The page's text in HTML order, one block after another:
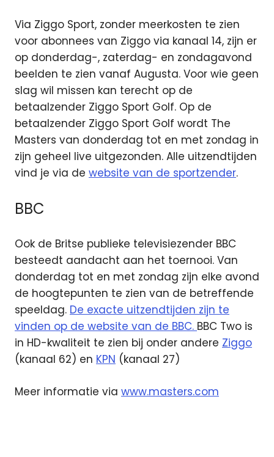
Via Ziggo Sport, zonder meerkosten te zien
voor abonnees van Ziggo via kanaal 14, zijn er
op donderdag-, zaterdag- en zondagavond
beelden te zien vanaf Augusta. Voor wie geen
slag wil missen kan terecht op de
betaalzender Ziggo Sport Golf. Op de
betaalzender Ziggo Sport Golf wordt The
Masters van donderdag tot en met zondag in
zijn geheel live uitgezonden. Alle uitzendtijden
vind je via de website van de sportzender.
BBC
Ook de Britse publieke televisiezender BBC
besteedt aandacht aan het toernooi. Van
donderdag tot en met zondag zijn elke avond
de hoogtepunten te zien van de betreffende
speeldag. De exacte uitzendtijden zijn te
vinden op de website van de BBC. BBC Two is
in HD-kwaliteit te zien bij onder andere Ziggo
(kanaal 62) en KPN (kanaal 27)
Meer informatie via www.masters.com